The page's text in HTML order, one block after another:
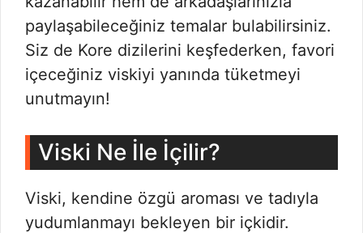
paylaşabileceğiniz temalar bulabilirsiniz.
Siz de Kore dizilerini keşfederken, favori
içeceğiniz viskiyi yanında tüketmeyi
unutmayın!
Viski Ne İle İçilir?
Viski, kendine özgü aroması ve tadıyla
yudumlanmayı bekleyen bir içkidir.